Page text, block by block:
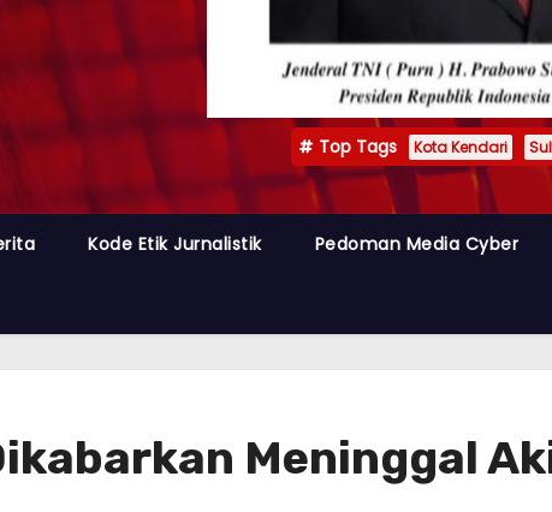
Top Tags Kota Kendari
Kode Etik Jurnalistik Pedoman Media Cyber
Meninggal